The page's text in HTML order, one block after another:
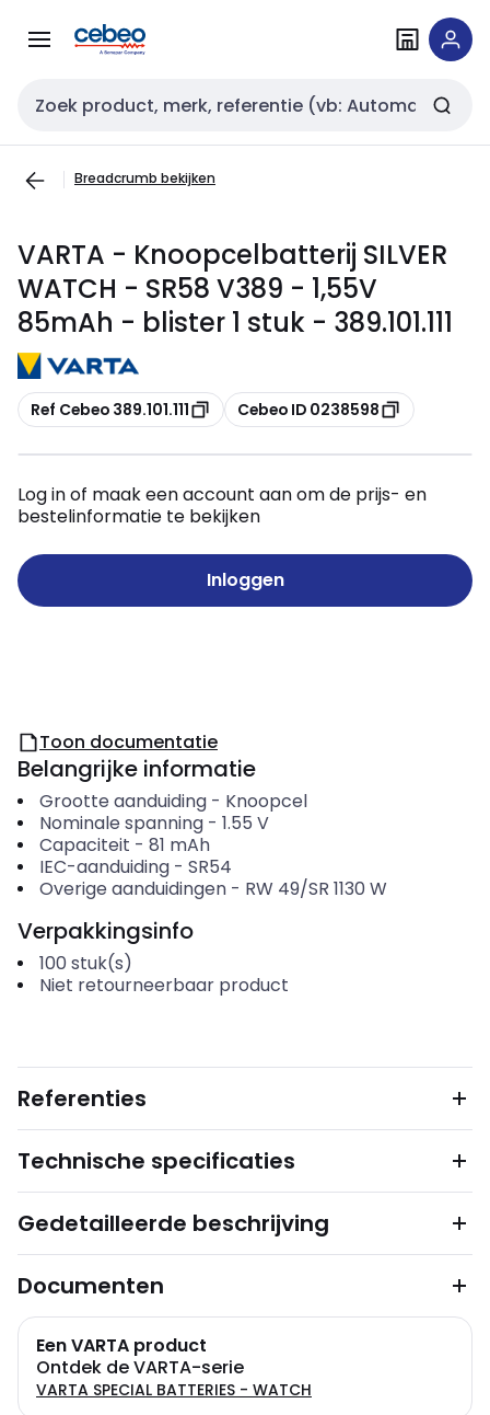
naar
naar
Zoekveld invoer
Breadcrumb bekijken
VARTA - Knoopcelbatterij SILVER
WATCH - SR58 V389 - 1,55V
85mAh - blister 1 stuk - 389.101.111
Kopiëren
Ref Cebeo 389.101.111 Kopiëren
Cebeo ID 0238598
Log in of maak een account aan om de prijs- en
bestelinformatie te bekijken
Inloggen
Toon documentatie
Belangrijke informatie
Grootte aanduiding- Knoopcel
Nominale spanning- 1.55 V
Capaciteit - 81 mAh
IEC-aanduiding- SR54
Overige aanduidingen- RW 49/SR 1130 W
Verpakkingsinfo
100 stuk(s)
Niet retourneerbaar product
Referenties
Technische specificaties
Gedetailleerde beschrijving
Documenten
Een VARTA product
Ontdek de VARTA-serie
VARTA SPECIAL BATTERIES - WATCH